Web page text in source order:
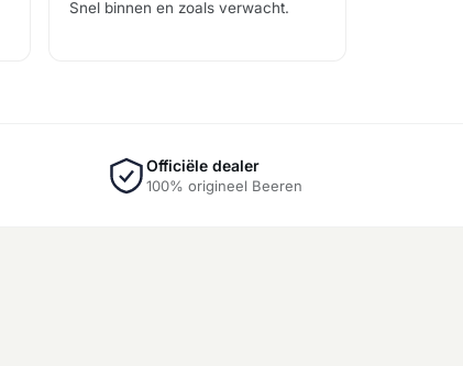
Snel binnen en zoals verwacht.
Officiële dealer
100% origineel Beeren